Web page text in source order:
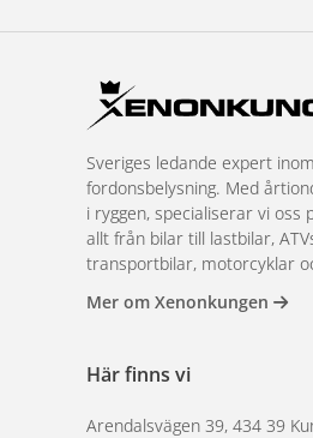
Sveriges ledande expert
fordonsbelysning. Med
i ryggen, specialiserar vi oss
allt från bilar till lastbilar,
transportbilar, motorcyklar
Mer om Xenonkungen
Här finns vi
Arendalsvägen 39, 434 39